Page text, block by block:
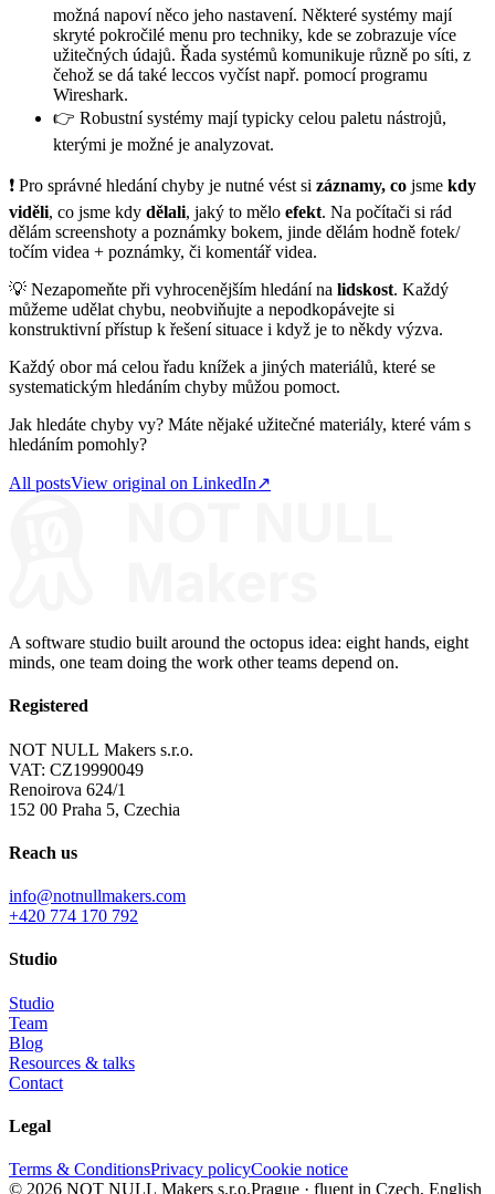
možná napoví něco jeho nastavení. Některé systémy mají
skryté pokročilé menu pro techniky, kde se zobrazuje více
užitečných údajů. Řada systémů komunikuje různě po síti, z
čehož se dá také leccos vyčíst např. pomocí programu
Wireshark.
👉 Robustní systémy mají typicky celou paletu nástrojů,
kterými je možné je analyzovat.
❗ Pro správné hledání chyby je nutné vést si záznamy, co jsme kdy
viděli, co jsme kdy dělali, jaký to mělo efekt. Na počítači si rád
dělám screenshoty a poznámky bokem, jinde dělám hodně fotek/
točím videa + poznámky, či komentář videa.
💡 Nezapomeňte při vyhrocenějším hledání na lidskost. Každý
můžeme udělat chybu, neobviňujte a nepodkopávejte si
konstruktivní přístup k řešení situace i když je to někdy výzva.
Každý obor má celou řadu knížek a jiných materiálů, které se
systematickým hledáním chyby můžou pomoct.
Jak hledáte chyby vy? Máte nějaké užitečné materiály, které vám s
hledáním pomohly?
All postsView original on LinkedIn↗
A software studio built around the octopus idea: eight hands, eight
minds, one team doing the work other teams depend on.
Registered
NOT NULL Makers s.r.o.
VAT: CZ19990049
Renoirova 624/1
152 00 Praha 5, Czechia
Reach us
info@notnullmakers.com
+420 774 170 792
Studio
Studio
Team
Blog
Resources & talks
Contact
Legal
Terms & ConditionsPrivacy policyCookie notice
© 2026 NOT NULL Makers s.r.o.Prague · fluent in Czech, English